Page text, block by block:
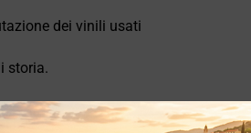
dei vinili usati
storia.
vinili online?